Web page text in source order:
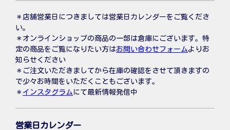
＊店舗営業日につきましては営業日カレンダーをご覧くださ
い。
＊オンラインショップの商品の一部は倉庫にございます。特
定の商品をご覧になりたい方はお問い合わせフォーム よりお
知らせください
＊ご注文いただきましてから在庫の確認をさせて頂きますの
で少々お時間をいただくこともございます。
＊ インスタグラム にて最新情報発信中
営業日カレンダー